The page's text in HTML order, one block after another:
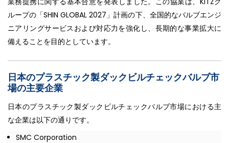
ループの「SHIN GLOBAL 2027」計画の下、全国的なバルブエンジ
ニアリングサービスおよび対応力を強化し、長期的な事業拡大に
備えることを目的としています。
日本のプラスチック製ダックビルチェックバルブ市
場の主要企業
日本のプラスチック製ダックビルチェックバルブ市場における主
な企業は以下の通りです。
SMC Corporation